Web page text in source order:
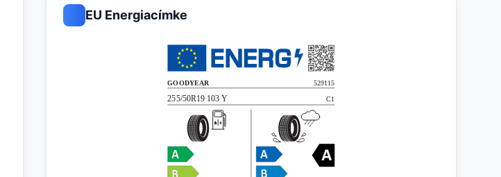
EU Energiacímke